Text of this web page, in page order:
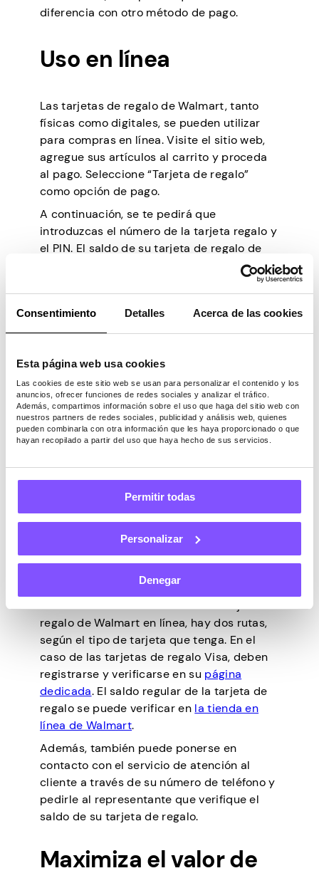
Consentimiento Detalles Acerca de las cookies
Esta página web usa cookies
Las cookies de este sitio web se usan para personalizar el contenido y los
anuncios, ofrecer funciones de redes sociales y analizar el tráfico.
Además, compartimos información sobre el uso que haga del sitio web con
nuestros partners de redes sociales, publicidad y análisis web, quienes
pueden combinarla con otra información que les haya proporcionado o que
hayan recopilado a partir del uso que haya hecho de sus servicios.
Permitir todas
Personalizar
Denegar
diferencia con otro método de pago.
Uso en línea
Las tarjetas de regalo de Walmart, tanto
físicas como digitales, se pueden utilizar
para compras en línea. Visite el sitio web,
agregue sus artículos al carrito y proceda
al pago. Seleccione “Tarjeta de regalo”
como opción de pago.
A continuación, se te pedirá que
introduzcas el número de la tarjeta regalo y
el PIN. El saldo de su tarjeta de regalo de
transacción. Si es suficiente, simplemente
lo contrario, si el saldo de su tarjeta de
regalo de Walmart no es suficiente, tendrá
método.
Cómo consultar el
saldo de tu tarjeta de
regalo de Walmart
Puede consultar el saldo de su tarjeta de
regalo de Walmart en línea o en la tienda.
Para esto último, acércate al servicio de
atención al cliente y pídeles que verifiquen
el saldo de tu tarjeta.
Si desea consultar el saldo de su tarjeta de
regalo de Walmart en línea, hay dos rutas,
según el tipo de tarjeta que tenga. En el
caso de las tarjetas de regalo Visa, deben
registrarse y verificarse en su página
dedicada. El saldo regular de la tarjeta de
regalo se puede verificar en la tienda en
línea de Walmart.
Además, también puede ponerse en
contacto con el servicio de atención al
cliente a través de su número de teléfono y
pedirle al representante que verifique el
saldo de su tarjeta de regalo.
Maximiza el valor de